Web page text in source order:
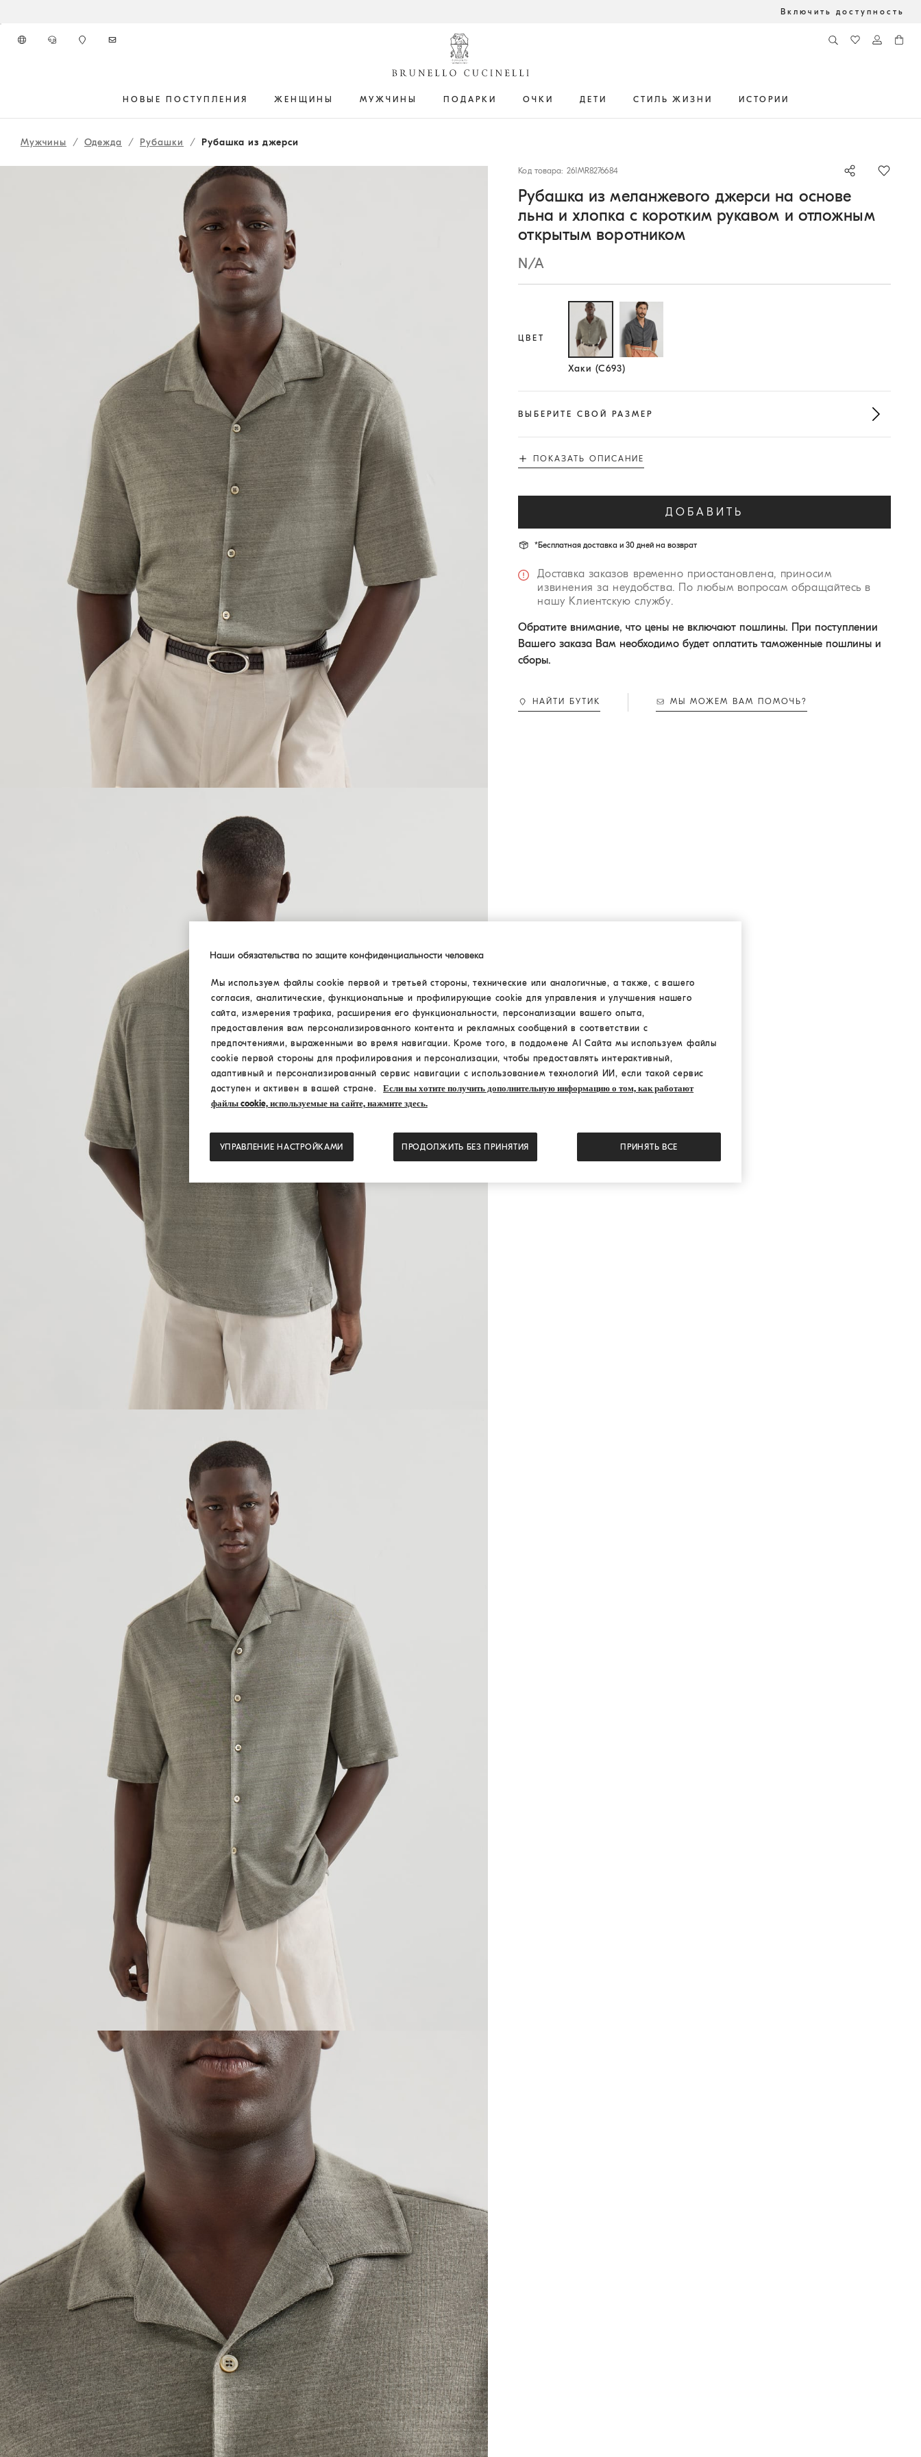
Включить доступность
НОВЫЕ ПОСТУПЛЕНИЯ ЖЕНЩИНЫ МУЖЧИНЫ ПОДАРКИ ОЧКИ ДЕТИ СТИЛЬ ЖИЗНИ ИСТОРИИ
Мужчины Одежда Рубашки Рубашка из джерси
Код товара: 261MR8276684
Рубашка из меланжевого джерси на основе
льна и хлопка с коротким рукавом и отложным
открытым воротником
N/A
ЦВЕТ
Выбранный размер
Хаки (C693)
ВЫБЕРИТЕ СВОЙ РАЗМЕР
ПОКАЗАТЬ ОПИСАНИЕ
ДОБАВИТЬ
*Бесплатная доставка и 30 дней на возврат
Доставка заказов временно приостановлена, приносим
извинения за неудобства. По любым вопросам обращайтесь в
нашу Клиентскую службу.
Обратите внимание, что цены не включают пошлины. При поступлении
Вашего заказа Вам необходимо будет оплатить таможенные пошлины и
сборы.
НАЙТИ БУТИК МЫ МОЖЕМ ВАМ ПОМОЧЬ?
Наши обязательства по защите конфиденциальности человека
Мы используем файлы cookie первой и третьей стороны, технические или аналогичные, а также, с вашего
согласия, аналитические, функциональные и профилирующие cookie для управления и улучшения нашего
сайта, измерения трафика, расширения его функциональности, персонализации вашего опыта,
предоставления вам персонализированного контента и рекламных сообщений в соответствии с
предпочтениями, выраженными во время навигации. Кроме того, в поддомене AI Сайта мы используем файлы
cookie первой стороны для профилирования и персонализации, чтобы предоставлять интерактивный,
адаптивный и персонализированный сервис навигации с использованием технологий ИИ, если такой сервис
доступен и активен в вашей стране.
Если вы хотите получить дополнительную информацию о том, как работают
файлы cookie, используемые на сайте, нажмите здесь.
УПРАВЛЕНИЕ НАСТРОЙКАМИ ПРОДОЛЖИТЬ БЕЗ ПРИНЯТИЯ ПРИНЯТЬ ВСЕ